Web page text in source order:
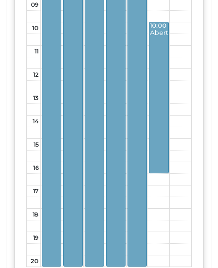
09
10
11
12
13
14
15
16
17
18
19
20
10:00 - 16:30
Aberto